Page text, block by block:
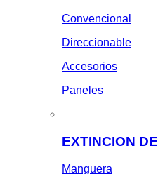
Convencional
Direccionable
Accesorios
Paneles
EXTINCION
Manguera